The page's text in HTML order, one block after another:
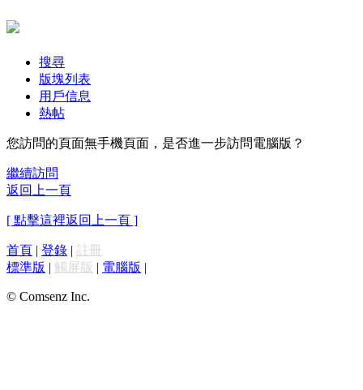
搜尋
版塊列表
用戶信息
熱帖
您訪問的頁面無手機頁面，是否進一步訪問電腦版？
繼續訪問
返回上一頁
[ 點擊這裡返回上一頁 ]
首頁 | 登錄 | 註冊
標準版 | 觸屏版 | 電腦版 |
© Comsenz Inc.